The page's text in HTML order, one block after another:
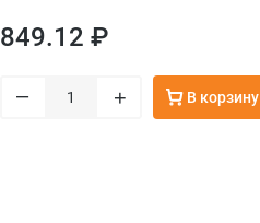
849.12 ₽
– + В корзину